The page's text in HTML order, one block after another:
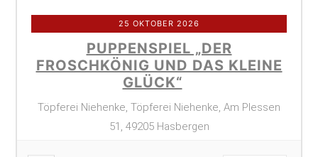
25 OKTOBER 2026
PUPPENSPIEL „DER
FROSCHKÖNIG UND DAS KLEINE
GLÜCK“
Töpferei Niehenke, Töpferei Niehenke, Am Plessen
51, 49205 Hasbergen